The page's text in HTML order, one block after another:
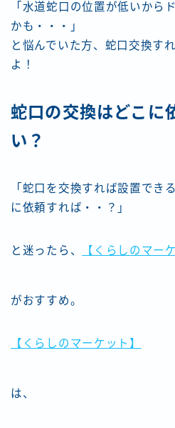
「水道蛇口の位置が低いから
かも・・・」
と悩んでいた方、蛇口交換す
よ！
蛇口の交換はどこに
い？
「蛇口を交換すれば設置でき
に依頼すれば・・？」
と迷ったら、 【くらしのマー
がおすすめ。
【くらしのマーケット】
は、